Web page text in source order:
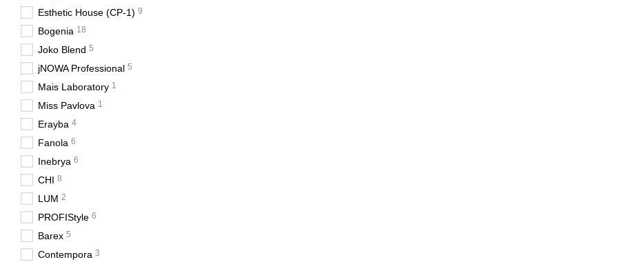
Esthetic House (CP-1) 9
Bogenia 18
Joko Blend 5
jNOWA Professional 5
Mais Laboratory 1
Miss Pavlova 1
Erayba 4
Fanola 6
Inebrya 6
CHI 8
LUM 2
PROFIStyle 6
Barex 5
Contempora 3